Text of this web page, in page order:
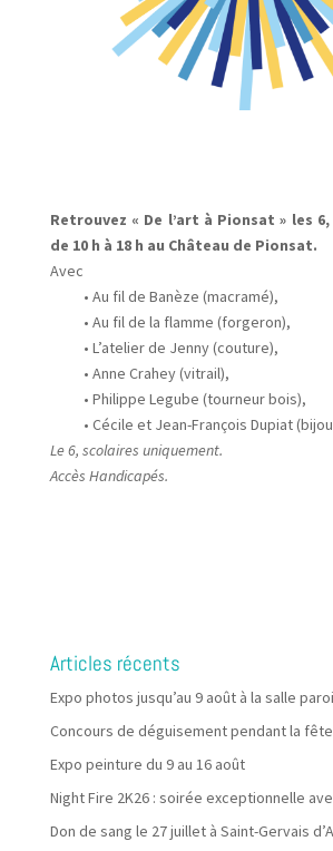
Retrouvez « De l’art à Pionsat » les
de 10 h à 18 h au Château de Pionsat.
Avec
• Au fil de Banèze (macramé),
• Au fil de la flamme (forgeron),
• L’atelier de Jenny (couture),
• Anne Crahey (vitrail),
• Philippe Legube (tourneur bois),
• Cécile et Jean-François Dupiat
Le 6, scolaires uniquement.
Accès Handicapés.
Articles récents
Expo photos jusqu’au 9 août à la salle
Concours de déguisement pendant la
Expo peinture du 9 au 16 août
Night Fire 2K26 : soirée exceptionnelle
Don de sang le 27 juillet à Saint-Gervais